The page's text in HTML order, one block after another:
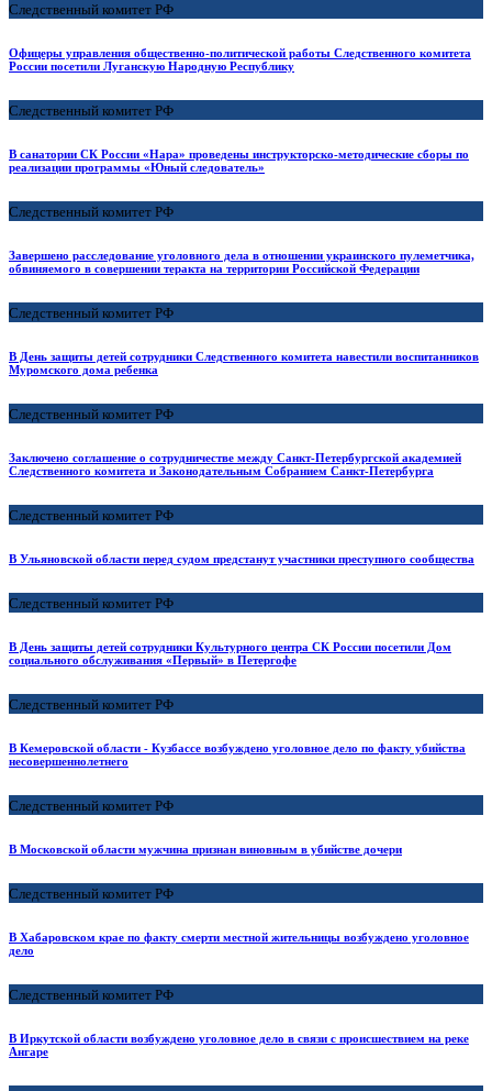
Следственный комитет РФ
Офицеры управления общественно-политической работы Следственного комитета
России посетили Луганскую Народную Республику
Следственный комитет РФ
В санатории СК России «Нара» проведены инструкторско-методические сборы по
реализации программы «Юный следователь»
Следственный комитет РФ
Завершено расследование уголовного дела в отношении украинского пулеметчика,
обвиняемого в совершении теракта на территории Российской Федерации
Следственный комитет РФ
В День защиты детей сотрудники Следственного комитета навестили воспитанников
Муромского дома ребенка
Следственный комитет РФ
Заключено соглашение о сотрудничестве между Санкт-Петербургской академией
Следственного комитета и Законодательным Собранием Санкт-Петербурга
Следственный комитет РФ
В Ульяновской области перед судом предстанут участники преступного сообщества
Следственный комитет РФ
В День защиты детей сотрудники Культурного центра СК России посетили Дом
социального обслуживания «Первый» в Петергофе
Следственный комитет РФ
В Кемеровской области - Кузбассе возбуждено уголовное дело по факту убийства
несовершеннолетнего
Следственный комитет РФ
В Московской области мужчина признан виновным в убийстве дочери
Следственный комитет РФ
В Хабаровском крае по факту смерти местной жительницы возбуждено уголовное
дело
Следственный комитет РФ
В Иркутской области возбуждено уголовное дело в связи с происшествием на реке
Ангаре